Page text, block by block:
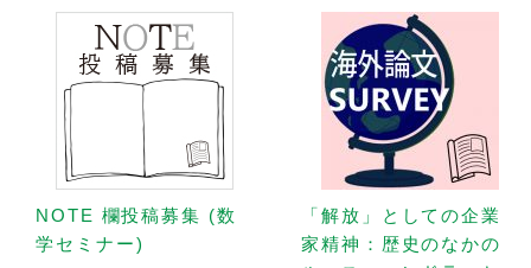
NOTE 欄投稿募集 (数
学セミナー)
「解放」としての企業
家精神：歴史のなかの